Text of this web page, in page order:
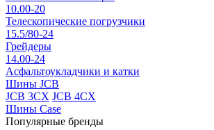
10.00-20
Телескопические погрузчики
15.5/80-24
Грейдеры
14.00-24
Асфальтоукладчики и катки
Шины JCB
JCB 3CX JCB 4CX
Шины Case
Популярные бренды